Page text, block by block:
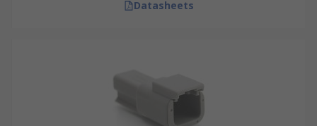
zestawienia kilku parametrów technicznych, tak
aby element pasował do wiązki przewodów i
warunków pracy w pojeździe.
Datasheets